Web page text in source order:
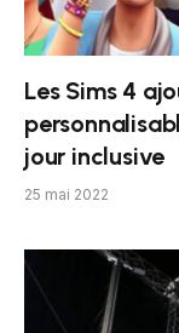
Les Sims 4
jour inclusive
25 mai 2022